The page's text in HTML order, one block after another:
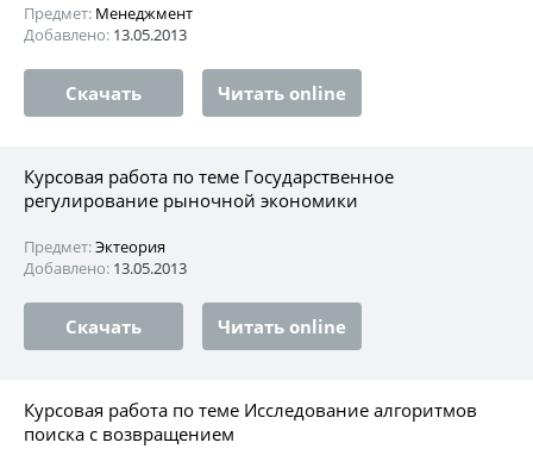
Предмет: Менеджмент
Добавлено: 13.05.2013
Скачать Читать online
Курсовая работа по теме Государственное
регулирование рыночной экономики
Предмет:Эктеория
Добавлено: 13.05.2013
Скачать Читать online
Курсовая работа по теме Исследование алгоритмов
поиска с возвращением